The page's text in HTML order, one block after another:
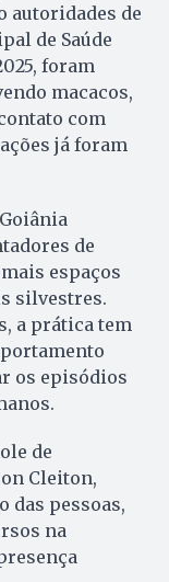
autoridades de
de Saúde
foram
macacos,
com
já foram
de
espaços
silvestres.
a prática tem
os episódios
de
Cleiton,
das pessoas,
na